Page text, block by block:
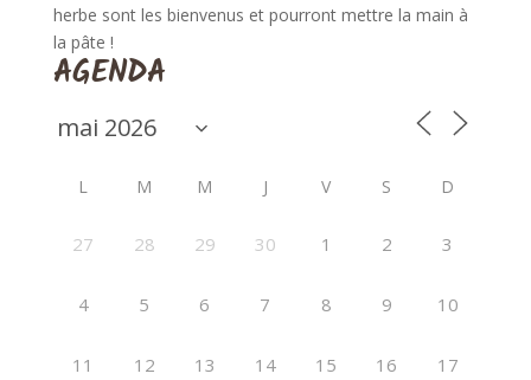
herbe sont les bienvenus et pourront mettre la main à
la pâte !
AGENDA
L M M J V S D
27 28 29 30 1 2 3
4 5 6 7 8 9 10
11 12 13 14 15 16 17